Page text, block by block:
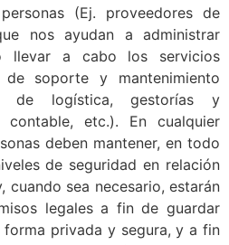
(Ej. proveedores de
nos ayudan a administrar
llevar a cabo los servicios
de soporte y mantenimiento
de logística, gestorías y
contable, etc.). En cualquier
deben mantener, en todo
de seguridad en relación
cuando sea necesario, estarán
legales a fin de guardar
privada y segura, y a fin